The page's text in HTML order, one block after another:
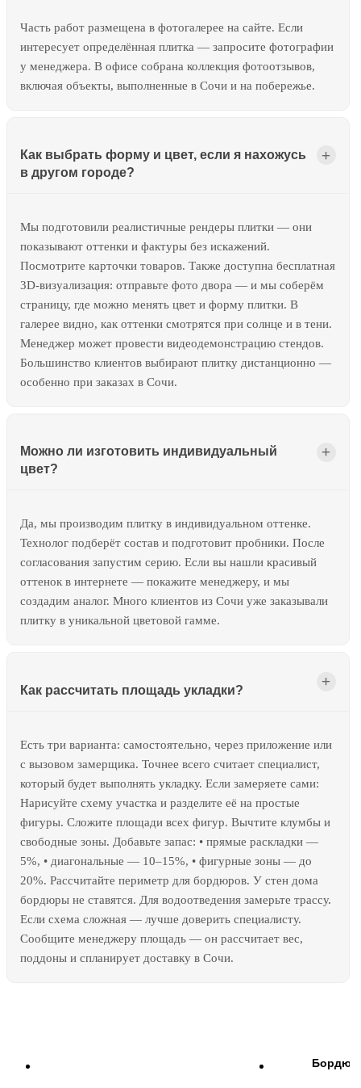
Часть работ размещена в фотогалерее на сайте. Если
интересует определённая плитка — запросите фотографии
у менеджера. В офисе собрана коллекция фотоотзывов,
включая объекты, выполненные в Сочи и на побережье.
Как выбрать форму и цвет, если я нахожусь
в другом городе?
Мы подготовили реалистичные рендеры плитки — они
показывают оттенки и фактуры без искажений.
Посмотрите карточки товаров. Также доступна бесплатная
3D-визуализация: отправьте фото двора — и мы соберём
страницу, где можно менять цвет и форму плитки. В
галерее видно, как оттенки смотрятся при солнце и в тени.
Менеджер может провести видеодемонстрацию стендов.
Большинство клиентов выбирают плитку дистанционно —
особенно при заказах в Сочи.
Можно ли изготовить индивидуальный
цвет?
Да, мы производим плитку в индивидуальном оттенке.
Технолог подберёт состав и подготовит пробники. После
согласования запустим серию. Если вы нашли красивый
оттенок в интернете — покажите менеджеру, и мы
создадим аналог. Много клиентов из Сочи уже заказывали
плитку в уникальной цветовой гамме.
Как рассчитать площадь укладки?
Есть три варианта: самостоятельно, через приложение или
с вызовом замерщика. Точнее всего считает специалист,
который будет выполнять укладку. Если замеряете сами:
Нарисуйте схему участка и разделите её на простые
фигуры. Сложите площади всех фигур. Вычтите клумбы и
свободные зоны. Добавьте запас: • прямые раскладки —
5%, • диагональные — 10–15%, • фигурные зоны — до
20%. Рассчитайте периметр для бордюров. У стен дома
бордюры не ставятся. Для водоотведения замерьте трассу.
Если схема сложная — лучше доверить специалисту.
Сообщите менеджеру площадь — он рассчитает вес,
поддоны и спланирует доставку в Сочи.
Бордюр